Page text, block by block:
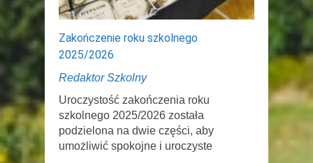
Zakończenie roku szkolnego
2025/2026
Redaktor Szkolny
Uroczystość zakończenia roku
szkolnego 2025/2026 została
podzielona na dwie części, aby
umożliwić spokojne i uroczyste